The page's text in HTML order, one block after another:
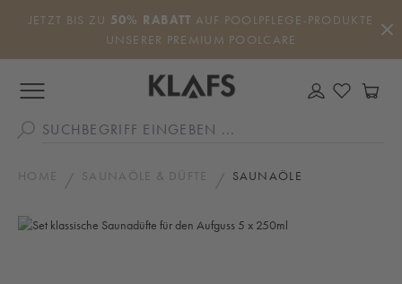
Zum Hauptinhalt springen
JETZT BIS ZU 50% RABATT AUF POOLPFLEGE-PRODUKTE
UNSERER PREMIUM POOLCARE
DU
HOME SAUNAÖLE & DÜFTE SAUNAÖLE
Bildergalerie überspringen